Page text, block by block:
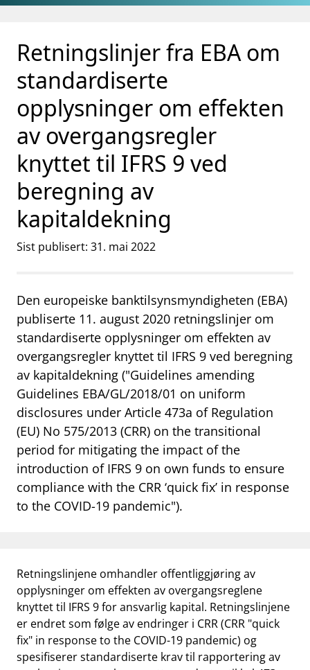
Gå til hovedinnhold
Gå til søkesiden
Retningslinjer fra EBA om
standardiserte
opplysninger om effekten
av overgangsregler
knyttet til IFRS 9 ved
beregning av
kapitaldekning
Sist publisert: 31. mai 2022
Den europeiske banktilsynsmyndigheten (EBA)
publiserte 11. august 2020 retningslinjer om
standardiserte opplysninger om effekten av
overgangsregler knyttet til IFRS 9 ved beregning
av kapitaldekning ("Guidelines amending
Guidelines EBA/GL/2018/01 on uniform
disclosures under Article 473a of Regulation
(EU) No 575/2013 (CRR) on the transitional
period for mitigating the impact of the
introduction of IFRS 9 on own funds to ensure
compliance with the CRR ‘quick fix’ in response
to the COVID-19 pandemic").
Retningslinjene omhandler offentliggjøring av
opplysninger om effekten av overgangsreglene
knyttet til IFRS 9 for ansvarlig kapital. Retningslinjene
er endret som følge av endringer i CRR (CRR "quick
fix" in response to the COVID-19 pandemic) og
spesifiserer standardiserte krav til rapportering av